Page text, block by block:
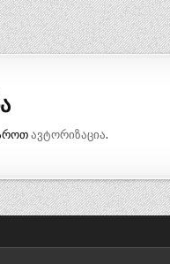
ავტორიზაცია.